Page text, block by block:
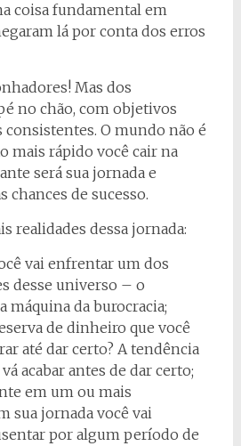
coisa fundamental em
lá por conta dos erros
Mas dos
no chão, com objetivos
consistentes. O mundo não é
mais rápido você cair na
será sua jornada e
chances de sucesso.
realidades dessa jornada:
vai enfrentar um dos
desse universo – o
máquina da burocracia;
de dinheiro que você
até dar certo? A tendência
acabar antes de dar certo;
em um ou mais
sua jornada você vai
por algum período de